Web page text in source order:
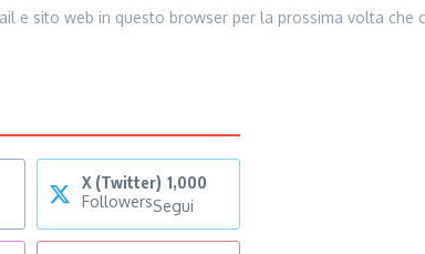
e sito web in questo browser per la prossima volta che
X (Twitter) 1,000
FollowersSegui